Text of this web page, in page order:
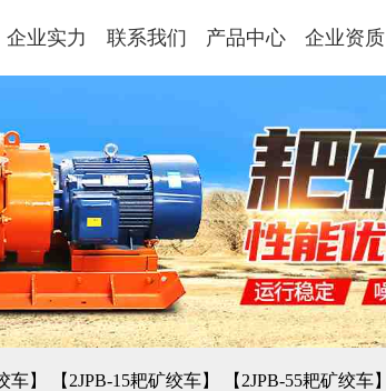
企业实力 联系我们 产品中心 企业资质
车】 【2JPB-15耙矿绞车】
【2JPB-55耙矿绞车】